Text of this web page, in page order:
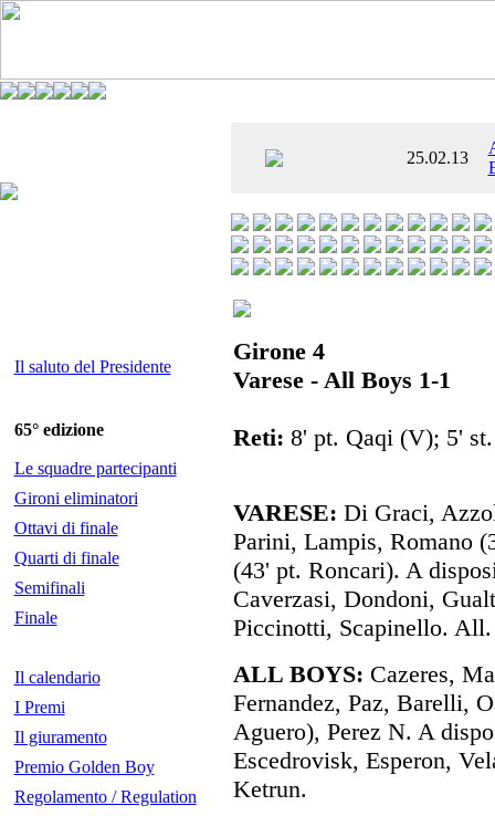
25.02.13
Il saluto del Presidente
65° edizione
Le squadre partecipanti
Gironi eliminatori
Ottavi di finale
Quarti di finale
Semifinali
Finale
Il calendario
I Premi
Il giuramento
Premio Golden Boy
Regolamento / Regulation
Girone 4
Varese - All Boys 1-1
Reti: 8' pt. Qaqi (V); 5'
VARESE: Di Graci,
Parini, Lampis, Romano
(43' pt. Roncari). A
Caverzasi, Dondoni,
Piccinotti, Scapinello.
ALL BOYS: Cazeres,
Fernandez, Paz, Barelli,
Aguero), Perez N. A
Escedrovisk, Esperon,
Ketrun.